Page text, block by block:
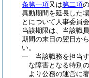
条第一項又は第二項
異動期間を延長した
とについて人事委員
当該期限は、当該職
期間の末日の翌日か
い。
一
当該職務を担当
な障害となる特別
より公務の運営に